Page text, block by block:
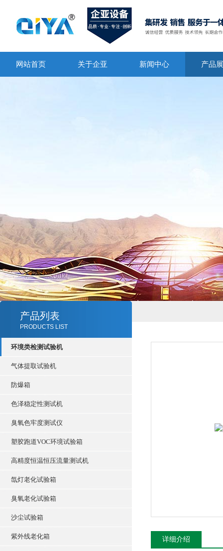
网站首页 关于企亚 新闻中心 产品
产品列表
PRODUCTS LIST
环境类检测试验机
气体提取试验机
防爆箱
色泽稳定性测试机
臭氧色牢度测试仪
塑胶跑道VOC环境试验箱
高精度恒温恒压流量测试机
氙灯老化试验箱
臭氧老化试验箱
沙尘试验箱
紫外线老化箱 详细介绍